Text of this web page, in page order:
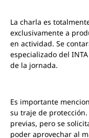
La charla es
exclusivamente a
en actividad. Se
especializado del
de la jornada.
Es importante
su traje de
previas, pero se
poder aprovechar al